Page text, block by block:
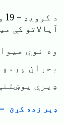
آیالاتو کې
وه نوي
بحران
ډیرې
ډېر زده کړئ